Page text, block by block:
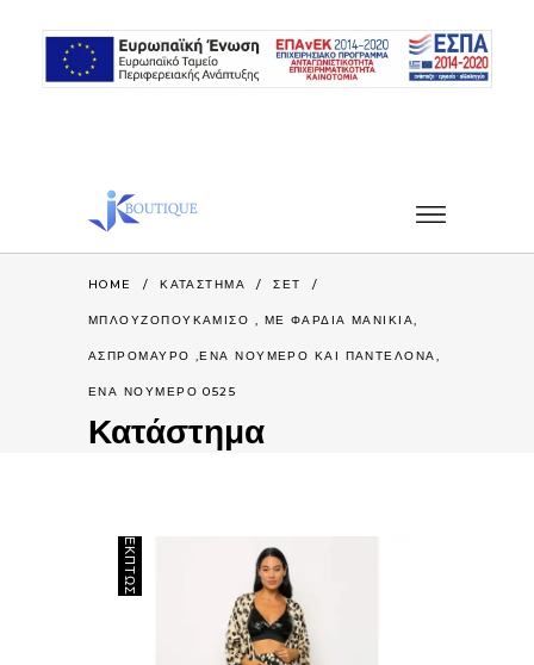
HOME /ΚΑΤΆΣΤΗΜΑ /ΣΕΤ /
ΜΠΛΟΥΖΟΠΟΥΚΆΜΙΣΟ , ΜΕ ΦΑΡΔΙΆ ΜΑΝΊΚΙΑ,
ΑΣΠΡΌΜΑΥΡΟ ,ΈΝΑ ΝΟΥΜΕΡΟ ΚΑΙ ΠΑΝΤΕΛΌΝΑ,
ΈΝΑ ΝΟΎΜΕΡΟ 0525
Κατάστημα
ΈΚΠΤΩΣΗ